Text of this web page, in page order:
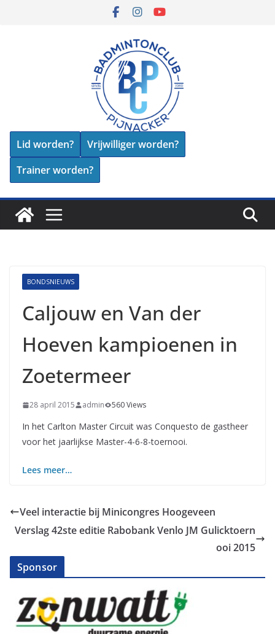
Lid worden?
Vrijwilliger worden?
Trainer worden?
BONDSNIEUWS
Caljouw en Van der
Hoeven kampioenen in
Zoetermeer
28 april 2015 admin 560 Views
In het Carlton Master Circuit was Conquesto de gastheer
voor het jaarlijkse Master-4-6-8-toernooi.
Lees meer…
Veel interactie bij Minicongres Hoogeveen
Verslag 42ste editie Rabobank Venlo JM Gulicktoern
ooi 2015
Sponsor